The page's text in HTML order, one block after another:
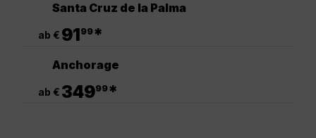
Santa Cruz de la Palma
ab € 9199*
Anchorage
ab € 34999*